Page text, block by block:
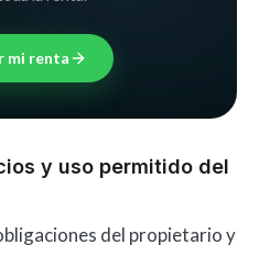
mi renta
y uso permitido del
del propietario y